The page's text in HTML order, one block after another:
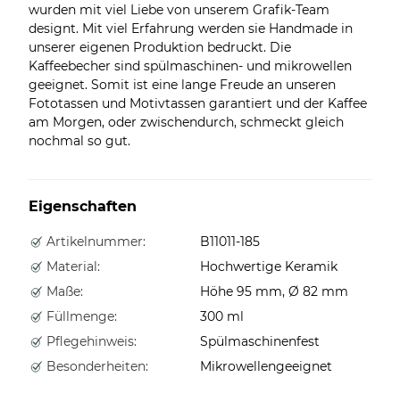
wurden mit viel Liebe von unserem Grafik-Team
designt. Mit viel Erfahrung werden sie Handmade in
unserer eigenen Produktion bedruckt. Die
Kaffeebecher sind spülmaschinen- und mikrowellen
geeignet. Somit ist eine lange Freude an unseren
Fototassen und Motivtassen garantiert und der Kaffee
am Morgen, oder zwischendurch, schmeckt gleich
nochmal so gut.
Eigenschaften
Artikelnummer:
B11011-185
Material:
Hochwertige Keramik
Maße:
Höhe 95 mm, Ø 82 mm
Füllmenge:
300 ml
Pflegehinweis:
Spülmaschinenfest
Besonderheiten:
Mikrowellengeeignet